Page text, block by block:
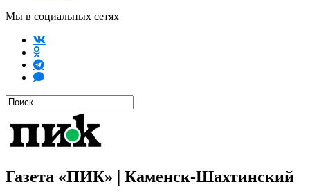
Мы в социальных сетях
Газета «ПИК» | Каменск-Шахтинский